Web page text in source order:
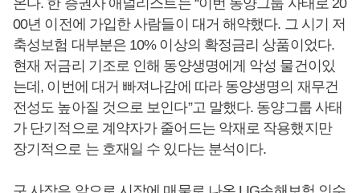
온다. 한 증권사 애널리스트는 “이번 동양그룹 사태로 20
00년 이전에 가입한 사람들이 대거 해약했다. 그 시기 저
축성보험 대부분은 10% 이상의 확정금리 상품이었다.
현재 저금리 기조로 인해 동양생명에게 악성 물건이있
는데, 이번에 대거 빠져나감에 따라 동양생명의 재무건
전성도 높아질 것으로 보인다”고 말했다. 동양그룹 사태
가 단기적으로 계약자가 줄어드는 악재로 작용했지만
장기적으로 는 호재일 수 있다는 분석이다.